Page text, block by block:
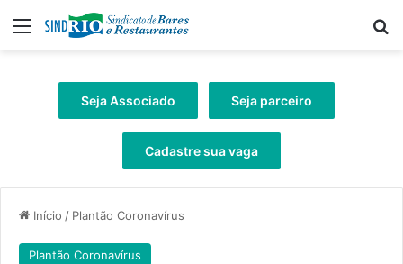
Menu
Seja Associado Seja parceiro
Cadastre sua vaga
Início / Plantão Coronavírus
Plantão Coronavírus